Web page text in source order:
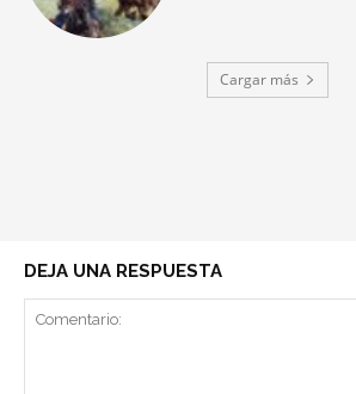
Cargar más
DEJA UNA RESPUESTA